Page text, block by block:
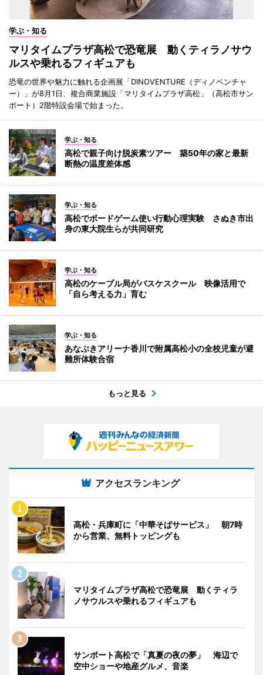
学ぶ・知る
マリタイムプラザ高松で恐竜展 動くティラノサウ
ルスや乗れるフィギュアも
恐竜の世界や魅力に触れる企画展「DINOVENTURE（ディノベンチャ
ー）」が8月1日、複合商業施設「マリタイムプラザ高松」（高松市サン
ポート）2階特設会場で始まった。
学ぶ・知る
高松で親子向け脱炭素ツアー 築50年の家と最新
断熱の温度差体感
学ぶ・知る
高松でボードゲーム使い行動心理実験 さぬき市出
身の東大院生らが共同研究
学ぶ・知る
高松のケーブル局がバスケスクール 映像活用で
「自ら考える力」育む
学ぶ・知る
あなぶきアリーナ香川で附属高松小の全校児童が避
難所体験合宿
もっと見る
アクセスランキング
高松・兵庫町に「中華そばサービス」 朝7時
から営業、無料トッピングも
マリタイムプラザ高松で恐竜展 動くティラ
ノサウルスや乗れるフィギュアも
サンポート高松で「真夏の夜の夢」 海辺で
空中ショーや地産グルメ、音楽